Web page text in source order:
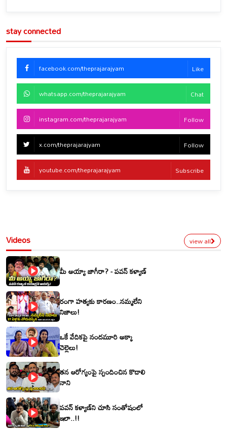
stay connected
facebook.com/theprajarajyam Like
whatsapp.com/theprajarajyam Chat
instagram.com/theprajarajyam Follow
x.com/theprajarajyam Follow
youtube.com/theprajarajyam Subscribe
Videos view all
మీ అయ్యా జాగీరా? - పవన్ కళ్యాణ్
రంగా హత్యకు కారణం..నమ్మలేని
నిజాలు!
ఒకే వేదికపై నందమూరి అక్కా
చెల్లెలు!
తన ఆరోగ్యంపై స్పందించిన కొడాలి
నాని
పవన్ కళ్యాణ్‌ని చూసి సంతోషంలో
ఇలా..!!